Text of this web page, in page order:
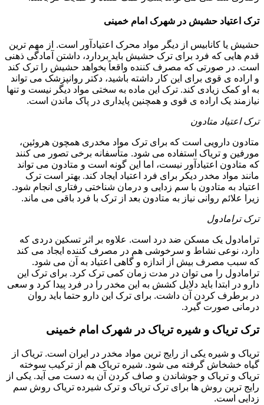
ترک اعتیاد حشیش در شهرک امام خمینی
حشیش یا کانابیس از دیگر مواد محرک اعتیادآور است. از مهم ترین
قدم هایی که فرد برای ترک حشیش باید بردارد، داشتن آمادگی ذهنی
است. در صورتی که مصرف کننده واقعاً بخواهد حشیش را ترک کند
و اراده ی قوی برای این کار داشته باشید، دکتر روانپزشک می تواند
به او کمک زیادی کند. ترک این ماده به سختی مواد دیگر نیست و تنها
نیازمند یک اراده ی قوی و همچنین پایداری در پاک ماندن است.
ترک اعتیاد متادون
متادون دارویی است که برای ترک مواد مخدری همچون هروئین،
مورفین و تریاک استفاده می شود. متأسفانه برخی تصور می کنند
که متادون اعتیادآور نیست، اما این گونه است و متادون می تواند
مانند مواد مخدر دیکر برای فرد اعتیاد ایجاد کند. بهتر است ترک
اعتیاد به متادون با سم زدایی و درمان شناختی رفتاری انجام شود.
زیرا علائم روانی نیاز به متادون بعد از ترک با فرد باقی می ماند.
ترک ترامادول
ترامادول یک مسکن ضد درد است. علاوه بر اثر تسکین دردی که
دارد، نوعی نشاط و سرخوشی هم در مصرف کننده ایجاد می کند
که سبب مصرف بیش از اندازه و گاهی اعتیاد به آن می شود.
ترامادول را می توان در مدت زمان کمی ترک کرد. برای ترک این
دارو در ابتدا باید دلایل کشش به این مخدر را در فرد پیدا کرد و سعی
در برطرف کردن آن داشت. برای ترک این دارو حتما باید روان
درمانی صورت گیرد.
ترک تریاک و شیره تریاک در شهرک امام خمینی
تریاک و شیره یکی از رایج ترین مواد مخدر در ایران است. تریاک از
گیاه خشخاش گرفته می شود. شیره تریاک هم از ترکیب سوخته
تریاک و تریاک و جوشاندن و صاف کردن آن به دست می آید. یکی از
رایج ترین روش ها برای ترک تریاک و ترک شیرده تریاک روش سم
زدایی است.